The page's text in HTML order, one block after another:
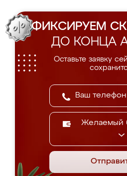
ФИКСИРУЕМ
ДО КОНЦА
Оставьте заявку
Желаемый